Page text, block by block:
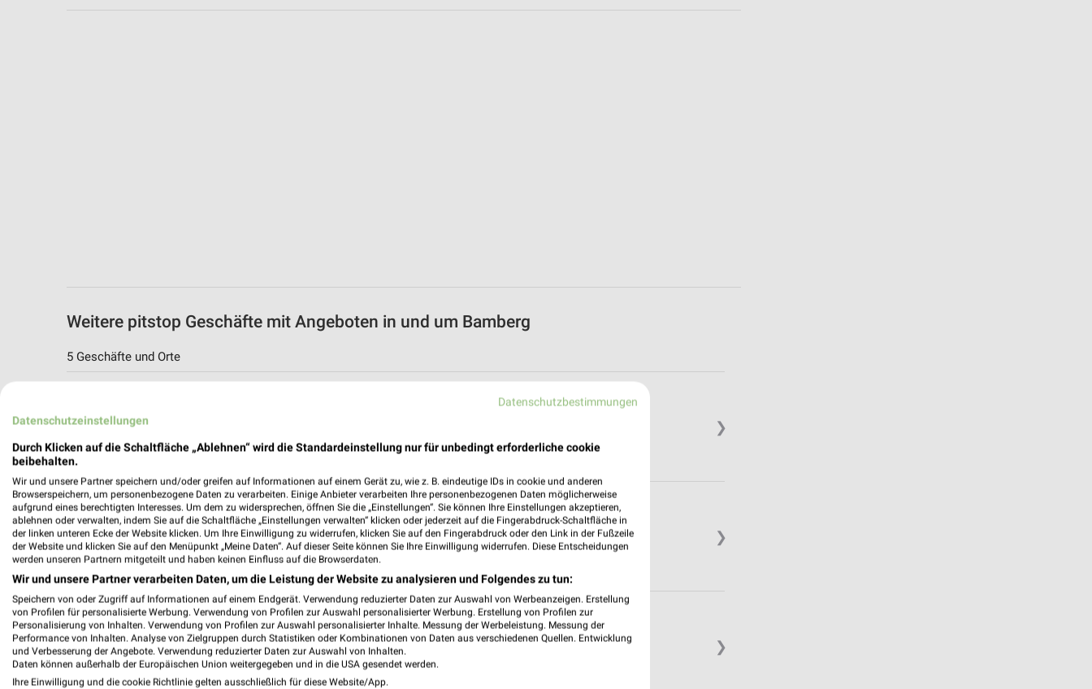
Weitere pitstop Geschäfte mit Angeboten in und um Bamberg
5 Geschäfte und Orte
❯
Coburg, Deutschland
303,86 km
❯
pitstop Angebote in Fürth
Fürth, Deutschland
379,88 km
❯
pitstop Angebote in Nürnberg
Nürnberg, Deutschland
376,90 km
Datenschutzbestimmungen
Datenschutzeinstellungen
Durch Klicken auf die Schaltfläche „Ablehnen“ wird die Standardeinstellung nur für unbedingt erforderliche cookie
beibehalten.
Wir und unsere Partner speichern und/oder greifen auf Informationen auf einem Gerät zu, wie z. B. eindeutige IDs in cookie und anderen
Browserspeichern, um personenbezogene Daten zu verarbeiten. Einige Anbieter verarbeiten Ihre personenbezogenen Daten möglicherweise
aufgrund eines berechtigten Interesses. Um dem zu widersprechen, öffnen Sie die „Einstellungen“. Sie können Ihre Einstellungen akzeptieren,
ablehnen oder verwalten, indem Sie auf die Schaltfläche „Einstellungen verwalten“ klicken oder jederzeit auf die Fingerabdruck-Schaltfläche in
der linken unteren Ecke der Website klicken. Um Ihre Einwilligung zu widerrufen, klicken Sie auf den Fingerabdruck oder den Link in der Fußzeile
der Website und klicken Sie auf den Menüpunkt „Meine Daten“. Auf dieser Seite können Sie Ihre Einwilligung widerrufen. Diese Entscheidungen
werden unseren Partnern mitgeteilt und haben keinen Einfluss auf die Browserdaten.
Wir und unsere Partner verarbeiten Daten, um die Leistung der Website zu analysieren und Folgendes zu tun:
Speichern von oder Zugriff auf Informationen auf einem Endgerät. Verwendung reduzierter Daten zur Auswahl von Werbeanzeigen. Erstellung
von Profilen für personalisierte Werbung. Verwendung von Profilen zur Auswahl personalisierter Werbung. Erstellung von Profilen zur
Personalisierung von Inhalten. Verwendung von Profilen zur Auswahl personalisierter Inhalte. Messung der Werbeleistung. Messung der
Performance von Inhalten. Analyse von Zielgruppen durch Statistiken oder Kombinationen von Daten aus verschiedenen Quellen. Entwicklung
und Verbesserung der Angebote. Verwendung reduzierter Daten zur Auswahl von Inhalten.
Daten können außerhalb der Europäischen Union weitergegeben und in die USA gesendet werden.
Ihre Einwilligung und die cookie Richtlinie gelten ausschließlich für diese Website/App.